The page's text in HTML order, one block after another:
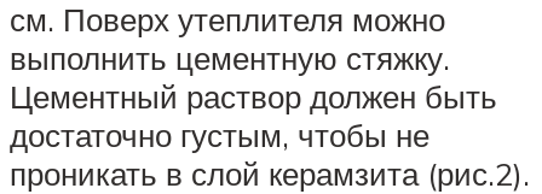
см. Поверх утеплителя можно
выполнить цементную стяжку.
Цементный раствор должен быть
достаточно густым, чтобы не
проникать в слой керамзита (рис.2).